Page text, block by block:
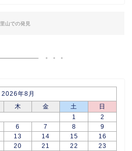
里山での発見
2026年8月
木 金 土
日
1
2
6 7 8
9
13 14 15
16
20 21 22
23